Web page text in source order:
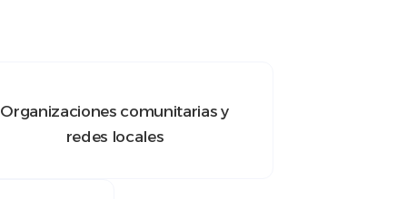
Organizaciones comunitarias y
redes locales